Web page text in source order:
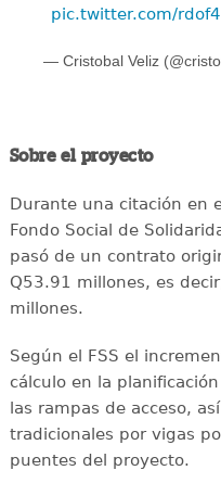
pic.twitter.com/
— Cristobal Veliz
Sobre el proyecto
Durante una citación en
Fondo Social de
pasó de un contrato
Q53.91 millones, es
millones.
Según el FSS el
cálculo en la
las rampas de acceso,
tradicionales por vigas
puentes del proyecto.